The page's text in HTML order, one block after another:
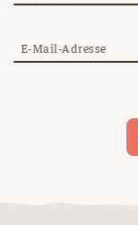
E-Mail-Adresse